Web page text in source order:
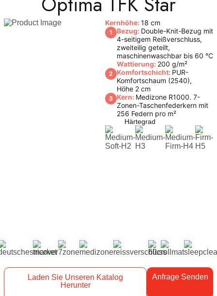
Kernhöhe:18 cm
1 Bezug: Double-Knit-Bezug mit
4-seitigem Reißverschluss,
zweiteilig geteilt,
maschinenwaschbar bis 60 °C
Wattierung: 200 g/m²
2 Komfortschicht: PUR-
Komfortschaum (2540),
Höhe 2 cm
3 Kern: Medizone R1000. 7-
Zonen-Taschenfederkern mit
256 Federn pro m²
Härtegrad
Laden Sie Unseren Katalog
Herunter
Anfrage Senden